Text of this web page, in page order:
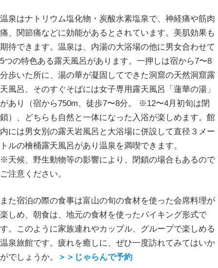
温泉はナトリウム塩化物・炭酸水素塩泉で、神経痛や筋肉
痛、関節痛などに効能があるとされています。美肌効果も
期待できます。温泉は、内湯の大浴場の他に男女合わせて
5つの特色ある露天風呂があります。一押しは宿から7〜8
分歩いた所に、湯の華が凝固してできた洞窟の天然洞窟露
天風呂、そのすぐそばには女子専用露天風呂「蓮華の湯」
があり（宿から750m、徒歩7〜8分。 ※12〜4月初旬は閉
鎖）、どちらも自然と一体になった入浴が楽しめます。館
内には男女別の露天岩風呂と大浴場に併設して直径３メー
トルの檜桶露天風呂があり温泉を満喫できます。
※天候、野生動物等の影響により、閉鎖の場合もあるので
ご注意ください。
また宿泊の際の食事は富山の旬の食材を使った会席料理が
楽しめ、朝食は、地元の食材を使ったバイキング形式で
す。このように家族連れやカップル、グループで楽しめる
温泉旅館です。疲れを癒しに、ぜひ一度訪れてみてはいか
がでしょうか。
＞＞じゃらんで予約